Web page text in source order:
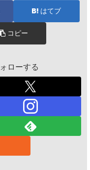
はてブ
コピー
ローする